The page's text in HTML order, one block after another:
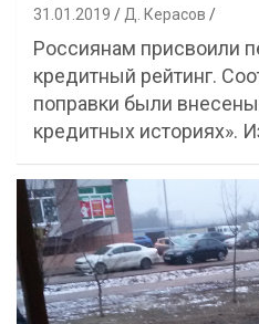
31.01.2019 Д. Керасов
Россиянам присвоили
кредитный рейтинг.
поправки были внесены
кредитных историях».